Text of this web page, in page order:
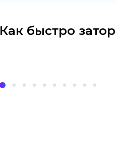
Как быстро